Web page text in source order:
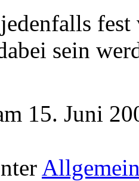
fest
sein
15. Juni